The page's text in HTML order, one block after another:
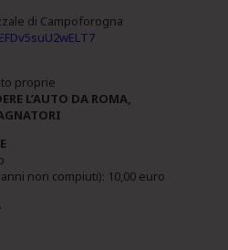
di Campoforogna
proprie
L’AUTO DA ROMA,
non compiuti): 10,00 euro